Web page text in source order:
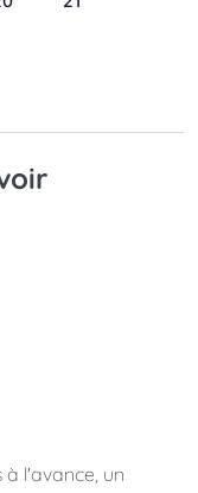
à l'avance, un